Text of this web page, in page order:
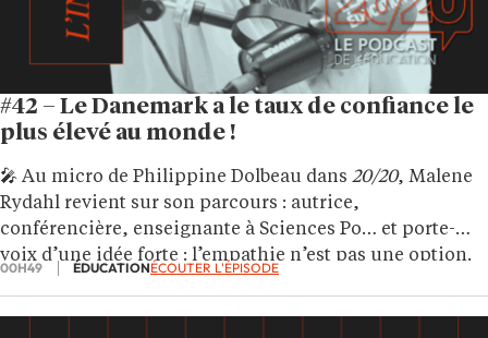
#42 – Le Danemark a le taux de confiance le
plus élevé au monde !
🎤 Au micro de Philippine Dolbeau dans 20/20, Malene
Rydahl revient sur son parcours : autrice,
conférencière, enseignante à Sciences Po… et porte-
voix d’une idée forte : l’empathie n’est pas une option.
00H49 ÉDUCATIONÉCOUTER L'ÉPISODE